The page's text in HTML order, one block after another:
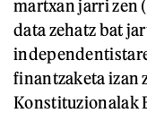
martxan jarri zen
data zehatz bat
finantzaketa izan
Konstituzionalak